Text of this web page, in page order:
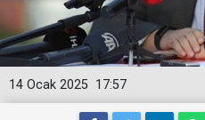
17:57
14 Ocak 2025